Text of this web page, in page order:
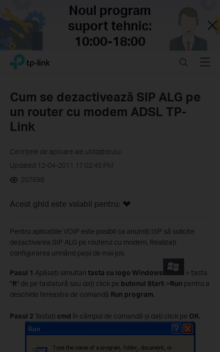
Close
Click
navigation
TP-Link, Reliably Smart SearchMenu
Cum se dezactivează SIP ALG pe
un router cu modem ADSL TP-
Link
Cerințele de aplicare ale utilizatorului
Updated 12-04-2011 17:02:45 PM
207698
Acest ghid este valabil pentru:
Pentru aplicaţiile VOIP este posibil ca anumiţi ISP să solicite
dezactivarea SIP ALG pe routerul cu modem. Realizaţi
configurarea urmând paşii de mai jos.
Pasul 1 Apăsaţi simultan tasta cu logo Windows
+ tasta
"R" de pe tastatură sau daţi click pe butonul Start->Run pentru a
deschide fereastra de comandă Run program.
Pasul 2 Tastaţi cmd în câmpul de comandă şi daţi click pe OK.